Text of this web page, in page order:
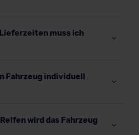
muss ich
Fahrzeug individuell
wird das Fahrzeug